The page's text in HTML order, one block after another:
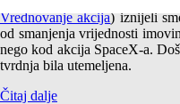
Vrednovanje akcija) iznijeli
od smanjenja vrijednosti
nego kod akcija SpaceX-a.
tvrdnja bila utemeljena.
Čitaj dalje